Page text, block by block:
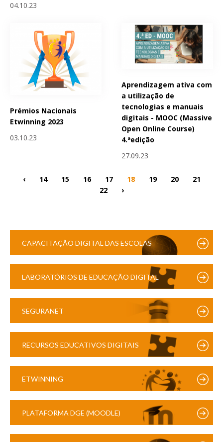
04.10.23
Prémios Nacionais
Etwinning 2023
03.10.23
Aprendizagem ativa com
a utilização de
tecnologias e manuais
digitais - MOOC (Massive
Open Online Course)
4.ªedição
27.09.23
‹ 14 15 16 17 18 19 20
21
22
›
CAPACITAÇÃO DIGITAL DAS ESCOLAS
LABORATÓRIOS DE EDUCAÇÃO DIGITAL
SEGURANET
RECURSOS EDUCATIVOS DIGITAIS
ETWINNING
PLATAFORMA DGE (MOODLE)